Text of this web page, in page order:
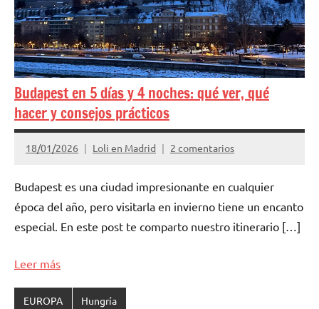
Budapest en 5 días y 4 noches: qué ver, qué
hacer y consejos prácticos
18/01/2026 Loli en Madrid 2 comentarios
Budapest es una ciudad impresionante en cualquier
época del año, pero visitarla en invierno tiene un encanto
especial. En este post te comparto nuestro itinerario […]
Leer más
EUROPA Hungría